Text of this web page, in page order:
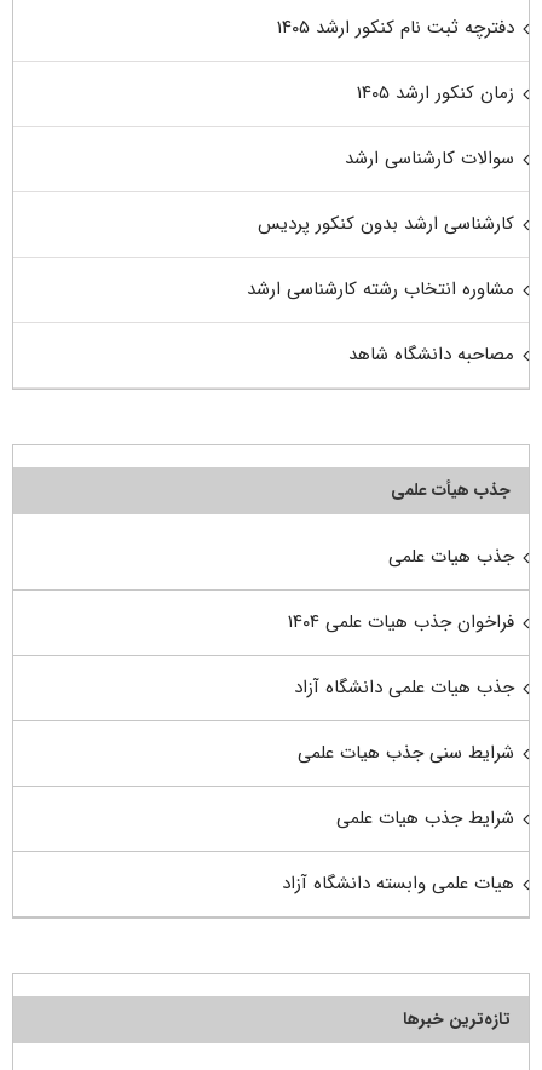
دفترچه ثبت نام کنکور ارشد ۱۴۰۵
زمان کنکور ارشد ۱۴۰۵
سوالات کارشناسی ارشد
کارشناسی ارشد بدون کنکور پردیس
مشاوره انتخاب رشته کارشناسی ارشد
مصاحبه دانشگاه شاهد
جذب هیأت علمی
جذب هیات علمی
فراخوان جذب هیات علمی ۱۴۰۴
جذب هیات علمی دانشگاه آزاد
شرایط سنی جذب هیات علمی
شرایط جذب هیات علمی
هیات علمی وابسته دانشگاه آزاد
تازه‌ترین خبرها